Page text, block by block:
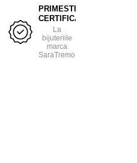
PRIMESTI
CERTIFICAT
La
bijuteriile
marca
SaraTremo.